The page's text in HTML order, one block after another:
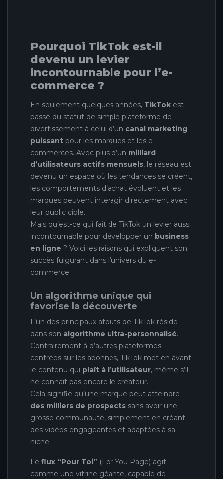
Pourquoi TikTok est-il
devenu un levier
incontournable pour l’e-
commerce ?
En seulement quelques années, TikTok est
passé du statut de simple plateforme de
divertissement à celui d’un canal marketing
puissant pour les marques et les e-
commerces. Avec plus d’un milliard
d’utilisateurs actifs mensuels, le réseau est
devenu un espace où les tendances se créent,
les comportements d’achat évoluent et les
marques peuvent interagir directement avec
leur public cible.
Mais qu’est-ce qui fait de TikTok un levier aussi
incontournable pour développer un business
en ligne ? Voici les raisons qui expliquent son
succès fulgurant dans l’univers du e-
commerce.
Un algorithme unique qui
favorise la découverte
L’un des principaux atouts de TikTok réside
dans son algorithme ultra-personnalisé.
Contrairement à d’autres plateformes
centrées sur les abonnés, TikTok met en avant
le contenu qui plaît à l’utilisateur, même s’il
ne connaît pas encore le créateur.
Cela signifie qu’une marque peut atteindre
des milliers de prospects sans avoir une
grosse communauté, simplement en créant
des vidéos engageantes et adaptées à sa
niche.
Le flux “Pour Toi” (For You Page) agit
comme une vitrine géante, capable de